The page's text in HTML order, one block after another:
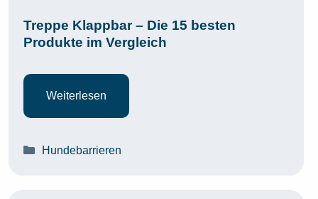
Treppe Klappbar – Die 15 besten
Produkte im Vergleich
Weiterlesen
Kategorien
Hundebarrieren